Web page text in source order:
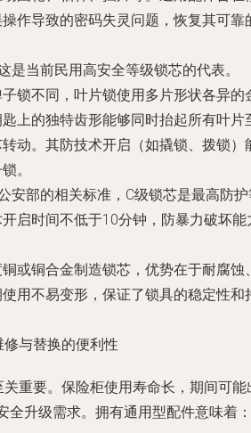
作导致的密码失灵问题，恢复其可靠
是当前民用高安全等级锁芯的代表。
子锁不同，叶片锁使用多片形状各异的
上的独特齿形能够同时抬起所有叶片
动。其防技术开启（如撬锁、拨锁）
。
安部的相关标准，C级锁芯是最高防
启时间不低于10分钟，防暴力破坏能
铜或铜合金制造锁芯，优势在于耐腐蚀
用不易变形，保证了锁具的稳定性和
修与替换的便利性
关重要。保险柜使用寿命长，期间可能
全升级需求。拥有通用型配件意味着：